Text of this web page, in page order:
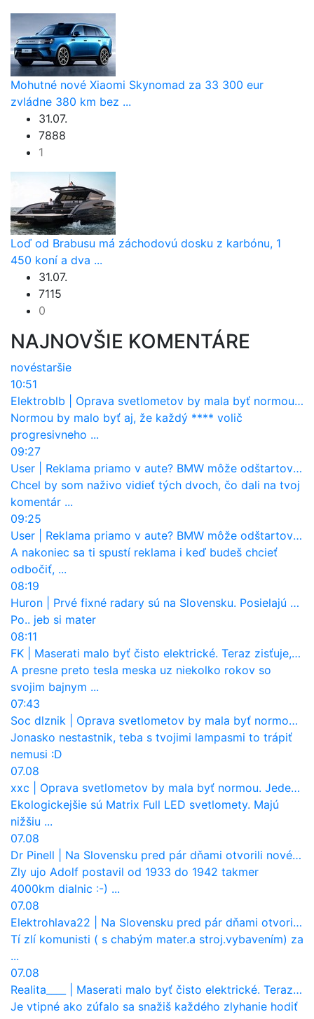
Mohutné nové Xiaomi Skynomad za 33 300 eur
zvládne 380 km bez ...
31.07.
7888
1
Loď od Brabusu má záchodovú dosku z karbónu, 1
450 koní a dva ...
31.07.
7115
0
NAJNOVŠIE KOMENTÁRE
novéstaršie
10:51
Elektroblb
Oprava svetlometov by mala byť normou. Jeden nový dnes stojí priemerne 1251 eur!
Normou by malo byť aj, že každý **** volič
progresivneho ...
09:27
User
Reklama priamo v aute? BMW môže odštartovať nový trend
Chcel by som naživo vidieť tých dvoch, čo dali na tvoj
komentár ...
09:25
User
Reklama priamo v aute? BMW môže odštartovať nový trend
A nakoniec sa ti spustí reklama i keď budeš chcieť
odbočiť, ...
08:19
Huron
Prvé fixné radary sú na Slovensku. Posielajú už pokuty? Ukáže ich Waze?
Po.. jeb si mater
08:11
FK
Maserati malo byť čisto elektrické. Teraz zisťuje, že potrebuje nový osemvalcový motor
A presne preto tesla meska uz niekolko rokov so
svojim bajnym ...
07:43
Soc dlznik
Oprava svetlometov by mala byť normou. Jeden nový dnes stojí priemerne 1251 eur!
Jonasko nestastnik, teba s tvojimi lampasmi to trápiť
nemusi :D
07.08
xxc
Oprava svetlometov by mala byť normou. Jeden nový dnes stojí priemerne 1251 eur!
Ekologickejšie sú Matrix Full LED svetlomety. Majú
nižšiu ...
07.08
Dr Pinell
Na Slovensku pred pár dňami otvorili nové mosty, ktoré to sú?
Zly ujo Adolf postavil od 1933 do 1942 takmer
4000km dialnic :-) ...
07.08
Elektrohlava22
Na Slovensku pred pár dňami otvorili nové mosty, ktoré to sú?
Tí zlí komunisti ( s chabým mater.a stroj.vybavením) za
...
07.08
Realita____
Maserati malo byť čisto elektrické. Teraz zisťuje, že potrebuje nový osemvalcový motor
Je vtipné ako zúfalo sa snažiš každého zlyhanie hodiť